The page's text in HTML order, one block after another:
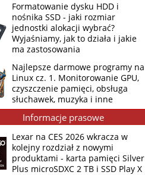
Formatowanie dysku HDD i
nośnika SSD - jaki rozmiar
jednostki alokacji wybrać?
Wyjaśniamy, jak to działa i jakie
ma zastosowania
Najlepsze darmowe programy na
Linux cz. 1. Monitorowanie GPU,
czyszczenie pamięci, obsługa
słuchawek, muzyka i inne
Informacje prasowe
Lexar na CES 2026 wkracza w
kolejny rozdział z nowymi
produktami - karta pamięci Silver
Plus microSDXC 2 TB i SSD Play X